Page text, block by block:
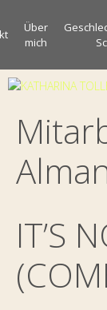
Inhalt
springen
Über
mich
IT’S